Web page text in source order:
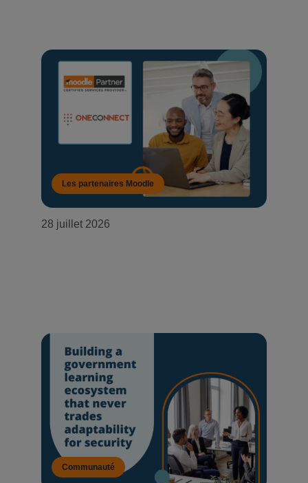
Les partenaires Moodle
28 juillet 2026
Communauté